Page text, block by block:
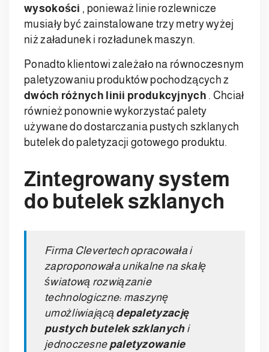
wysokości , ponieważ linie rozlewnicze
musiały być zainstalowane trzy metry wyżej
niż załadunek i rozładunek maszyn.
Ponadto klientowi zależało na równoczesnym
paletyzowaniu produktów pochodzących z
dwóch różnych linii produkcyjnych . Chciał
również ponownie wykorzystać palety
używane do dostarczania pustych szklanych
butelek do paletyzacji gotowego produktu.
Zintegrowany system
do butelek szklanych
Firma Clevertech opracowała i
zaproponowała unikalne na skalę
światową rozwiązanie
technologiczne: maszynę
umożliwiającą depaletyzację
pustych butelek szklanychi
jednoczesne paletyzowanie